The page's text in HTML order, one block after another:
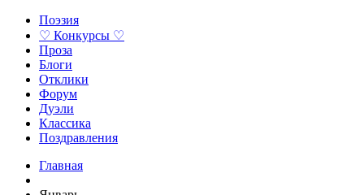
Поэзия
♡ Конкурсы ♡
Проза
Блоги
Отклики
Форум
Дуэли
Классика
Поздравления
Главная